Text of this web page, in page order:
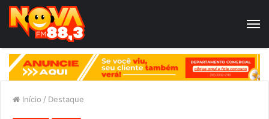
Início / Destaque